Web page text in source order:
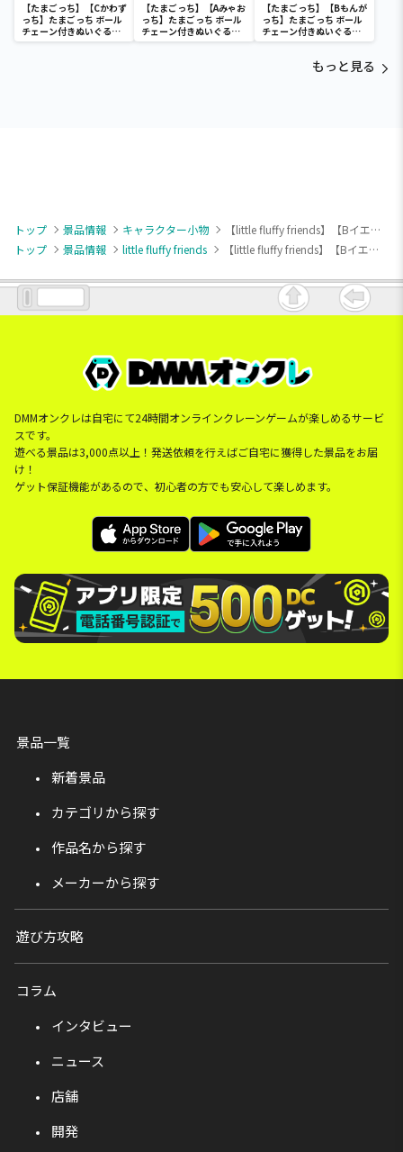
【たまごっち】【Cかわず
っち】たまごっち ボール
チェーン付きぬいぐるみ
～Tamagotchi
【たまごっち】【Aみゃお
っち】たまごっち ボール
チェーン付きぬいぐるみ
～Tamagotchi
【たまごっち】【Bもんが
っち】たまごっち ボール
チェーン付きぬいぐるみ
～Tamagotchi
もっと見る
トップ 景品情報 キャラクター小物
【little fluffy friends】【Bイエロー】little fluffy friends twinkle sheep マスコット
トップ
景品情報 little fluffy friends 【little fluffy friends】【Bイエロー】little fluffy friends twinkle sheep マスコット
DMMオンクレは自宅にて24時間オンラインクレーンゲームが楽しめるサービ
スです。
遊べる景品は3,000点以上！発送依頼を行えばご自宅に獲得した景品をお届
け！
ゲット保証機能があるので、初心者の方でも安心して楽しめます。
景品一覧
新着景品
カテゴリから探す
作品名から探す
メーカーから探す
遊び方攻略
コラム
インタビュー
ニュース
店舗
開発